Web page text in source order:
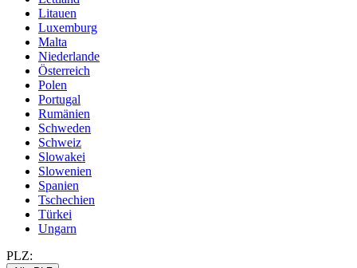
Litauen
Luxemburg
Malta
Niederlande
Österreich
Polen
Portugal
Rumänien
Schweden
Schweiz
Slowakei
Slowenien
Spanien
Tschechien
Türkei
Ungarn
PLZ: